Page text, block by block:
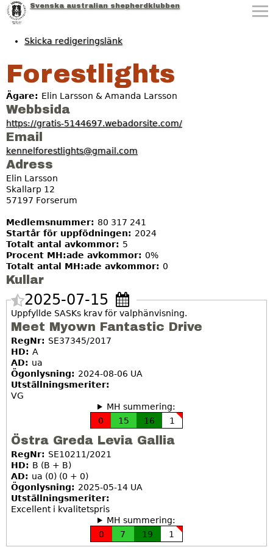
Jump to navigation
Svenska australian shepherdklubben
Skicka redigeringslänk
Forestlights
Ägare: Elin Larsson & Amanda Larsson
Webbsida
https://gratis-5144697.webadorsite.com/
Email
kennelforestlights@gmail.com
Adress
Elin Larsson
Skallarp 12
57197 Forserum
Medlemsnummer: 80 317 241
Startår för uppfödningen: 2024
Totalt antal avkommor: 5
Procent MH:ade avkommor: 0%
Totalt antal MH:ade avkommor: 0
Kullar
2025-07-15
Uppfyllde SASKs krav för valphänvisning.
Meet Myown Fantastic Drive
RegNr: SE37345/2017
HD: A
AD: ua
Ögonlysning: 2024-08-06 UA
Utställningsmeriter:
VG
MH summering:
0
15 16 1
Östra Greda Levia Gallia
RegNr: SE10211/2021
HD: B (B + B)
AD: ua (0) (0 + 0)
Ögonlysning: 2025-05-14 UA
Utställningsmeriter:
Excellent i kvalitetspris
MH summering:
0
7 19 1